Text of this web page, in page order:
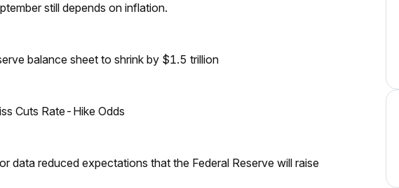
still depends on inflation.
balance sheet to shrink by $1.5 trillion
Cuts Rate-Hike Odds
data reduced expectations that the Federal Reserve will raise